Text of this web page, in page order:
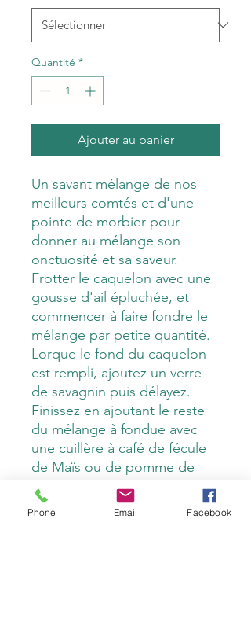
Quantité *
Ajouter au panier
Un savant mélange de nos
meilleurs comtés et d'une
pointe de morbier pour
donner au mélange son
onctuosité et sa saveur.
Frotter le caquelon avec une
gousse d'ail épluchée, et
commencer à faire fondre le
mélange par petite quantité.
Lorque le fond du caquelon
est rempli, ajoutez un verre
de savagnin puis délayez.
Finissez en ajoutant le reste
du mélange à fondue avec
une cuillère à café de fécule
de Maïs ou de pomme de
terre selon la disponibilité.
Le petit secret : ne vous
Phone Email Facebook